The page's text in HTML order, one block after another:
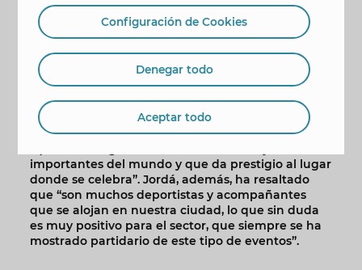
algunos encuentros en las instalaciones de La
Nucía, Villajoyosa o El Albir (L’Alfàs del Pi).
El concejal de Deportes, Javier Jordá, ha mostrado
su “satisfacción” por el hecho de que Benidorm
acoja esta competición “que demuestra
claramente nuestra apuesta por el turismo
deportivo y por celebrar toda clase de eventos
deportivos”. Se trata de un campeonato, ha dicho,
importantes del mundo y que da prestigio al lugar
donde se celebra”. Jordá, además, ha resaltado
que “son muchos deportistas y acompañantes
que se alojan en nuestra ciudad, lo que sin duda
es muy positivo para el sector, que siempre se ha
mostrado partidario de este tipo de eventos”.
Configuración de Cookies
Denegar todo
Aceptar todo